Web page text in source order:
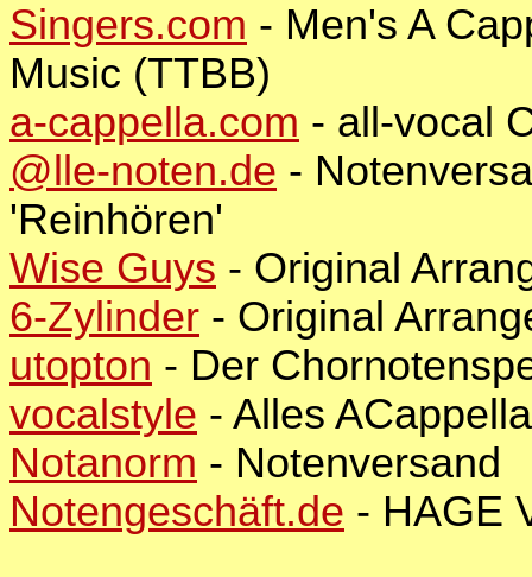
Singers.com - Men's A
Music (TTBB)
a-cappella.com - all-vocal
@lle-noten.de -
'Reinhören'
Wise Guys - Original
6-Zylinder - Original
utopton - Der
vocalstyle - Alles ACappella
Notanorm - Notenversand
Notengeschäft.de - HAGE